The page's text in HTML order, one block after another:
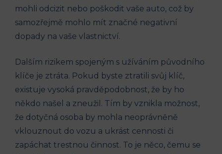
mohli odcizit ⁤nebo poškodit vaše auto, ‍což‌ by
samozřejmě mohlo mít ​značné negativní
dopady na vaše vlastnictví.
Dalším rizikem spojeným s užíváním původního
⁣klíče ‌je⁤ ztráta.‍ Pokud ‌byste ztratili svůj⁣ klíč,
‌existuje ‍vysoká pravděpodobnost, že by ho‍
někdo⁤ našel a zneužil.​ Tím by vznikla možnost,
že dotyčná osoba ​by mohla⁣ neoprávněně⁤
vklouznout do vozu ⁤a ukrást cennosti či
zapáchat trestnou ⁢činnost. To je ⁤něco, čemu se